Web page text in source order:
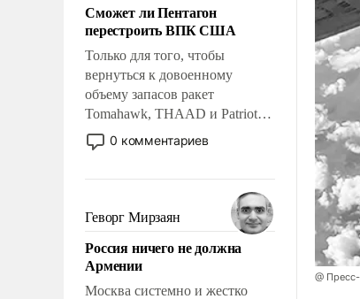
Сможет ли Пентагон
перестроить ВПК США
Только для того, чтобы
вернуться к довоенному
объему запасов ракет
Tomahawk, THAAD и Patriot
США потребуется более трех
лет. Даже небольшая война с
Сложившаяся ситуация
означает многолетний период
уязвимости США, например,
перед Китаем.
0 комментариев
Геворг Мирзаян
Россия ничего не должна
Армении
Москва системно и жестко
@